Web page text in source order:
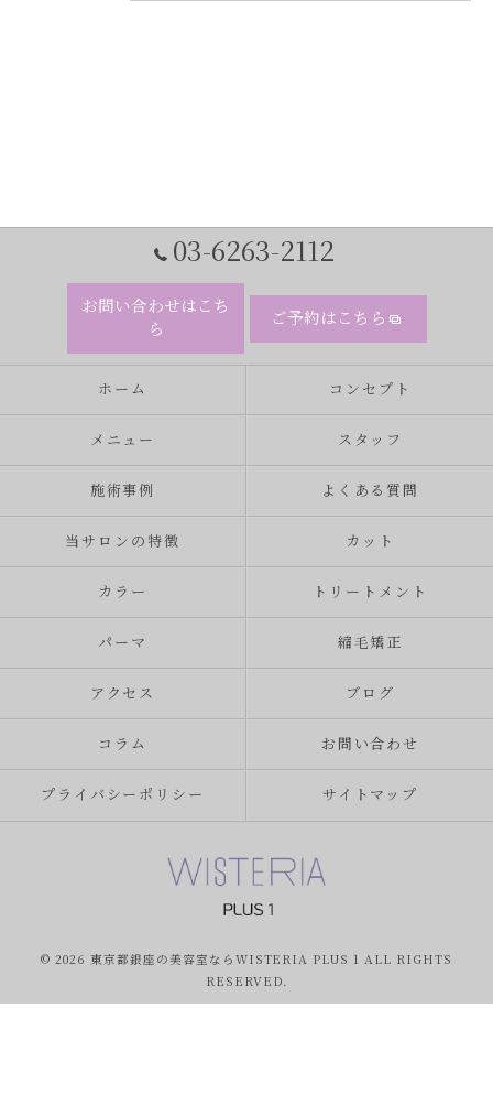
03-6263-2112
お問い合わせはこち
ら
ご予約はこちら
ホーム コンセプト
メニュー スタッフ
施術事例 よくある質問
当サロンの特徴 カット
カラー トリートメント
パーマ 縮毛矯正
アクセス ブログ
コラム お問い合わせ
プライバシーポリシー サイトマップ
© 2026 東京都銀座の美容室ならWISTERIA PLUS 1 ALL RIGHTS
RESERVED.